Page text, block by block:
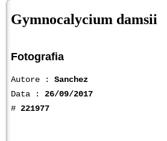
Gymnocalycium damsii
Fotografia
Autore : Sanchez
Data : 26/09/2017
# 221977